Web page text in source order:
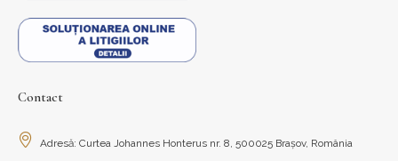
Contact
Adresă: Curtea Johannes Honterus nr. 8, 500025 Brașov, România